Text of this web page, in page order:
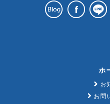
ホ
お
お問